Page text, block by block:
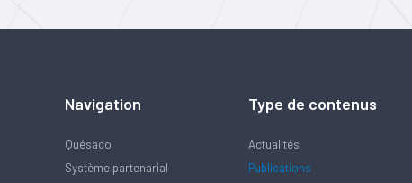
Navigation
Quésaco
Système partenarial
Type de contenus
Actualités
Publications